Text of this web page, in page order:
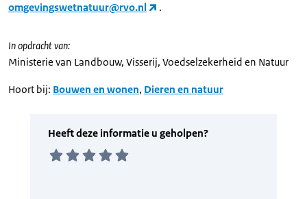
omgevingswetnatuur@rvo.nl
.
In opdracht van:
Ministerie van Landbouw, Visserij, Voedselzekerheid en Natuur
Hoort bij: Bouwen en wonen, Dieren en natuur